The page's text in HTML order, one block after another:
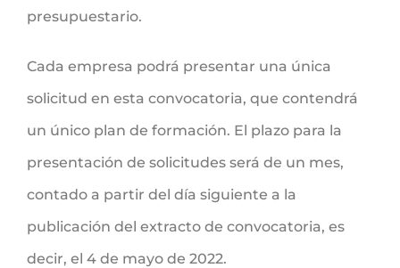
presupuestario.
Cada empresa podrá presentar una única
solicitud en esta convocatoria, que contendrá
un único plan de formación. El plazo para la
presentación de solicitudes será de un mes,
contado a partir del día siguiente a la
publicación del extracto de convocatoria, es
decir, el 4 de mayo de 2022.